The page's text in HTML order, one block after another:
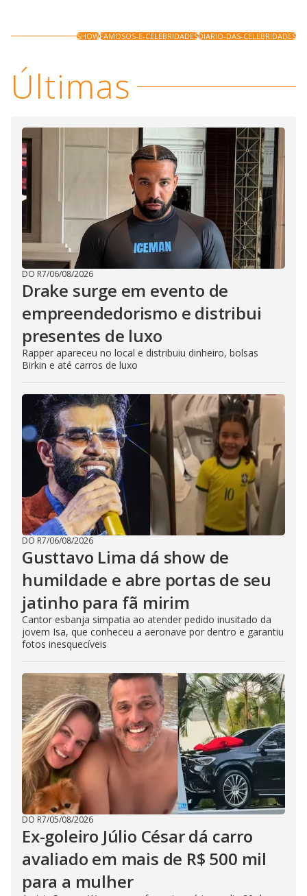
SHOWFAMOSOS-E-CELEBRIDADESDIARIO-DAS-CELEBRIDADES
Últimas
DO R7/06/08/2026
Drake surge em evento de
empreendedorismo e distribui
presentes de luxo
Rapper apareceu no local e distribuiu dinheiro, bolsas
Birkin e até carros de luxo
DO R7/06/08/2026
Gusttavo Lima dá show de
humildade e abre portas de seu
jatinho para fã mirim
Cantor esbanja simpatia ao atender pedido inusitado da
jovem Isa, que conheceu a aeronave por dentro e garantiu
fotos inesquecíveis
DO R7/05/08/2026
Ex-goleiro Júlio César dá carro
avaliado em mais de R$ 500 mil
para a mulher